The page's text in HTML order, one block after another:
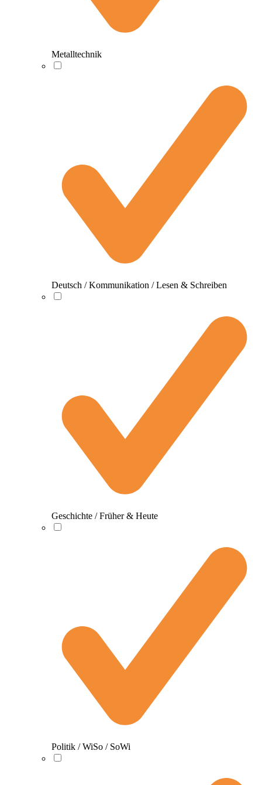
Metalltechnik
Deutsch / Kommunikation / Lesen & Schreiben
Geschichte / Früher & Heute
Politik / WiSo / SoWi